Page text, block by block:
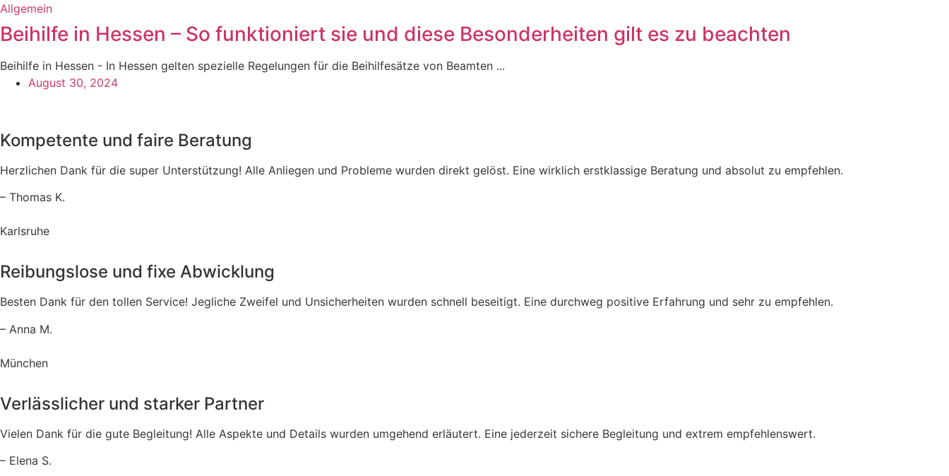
Allgemein
Beihilfe in Hessen – So funktioniert sie und diese Besonderheiten gilt es zu beachten
Beihilfe in Hessen - In Hessen gelten spezielle Regelungen für die Beihilfesätze von Beamten ...
August 30, 2024
Kompetente und faire Beratung
Herzlichen Dank für die super Unterstützung! Alle Anliegen und Probleme wurden direkt gelöst. Eine wirklich erstklassige Beratung und absolut zu empfehlen.
– Thomas K.
Karlsruhe
Reibungslose und fixe Abwicklung
Besten Dank für den tollen Service! Jegliche Zweifel und Unsicherheiten wurden schnell beseitigt. Eine durchweg positive Erfahrung und sehr zu empfehlen.
– Anna M.
München
Verlässlicher und starker Partner
Vielen Dank für die gute Begleitung! Alle Aspekte und Details wurden umgehend erläutert. Eine jederzeit sichere Begleitung und extrem empfehlenswert.
– Elena S.